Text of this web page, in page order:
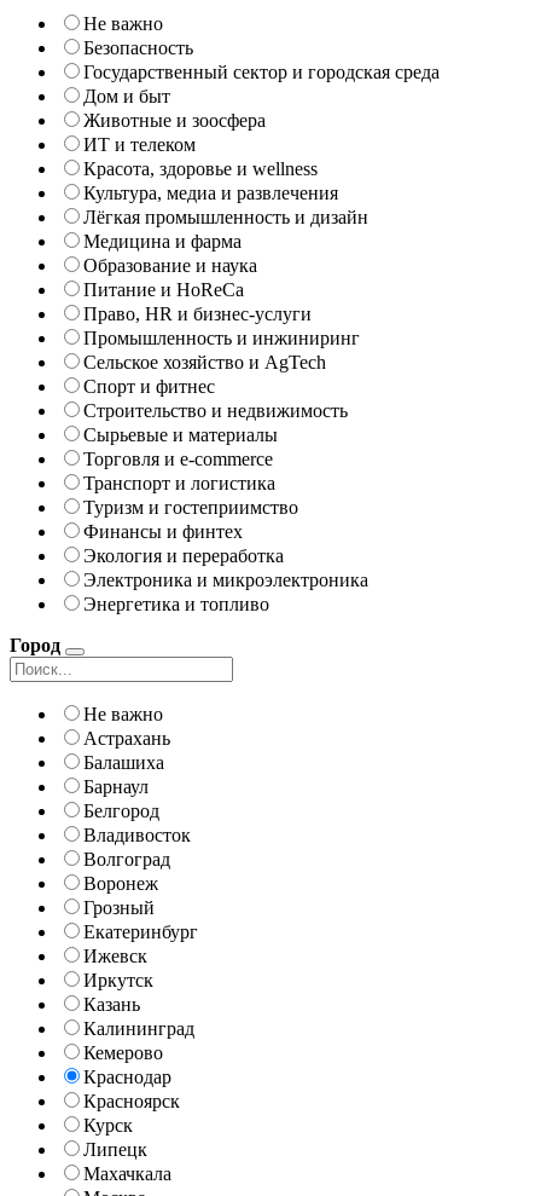
Не важно
Безопасность
Государственный сектор и городская среда
Дом и быт
Животные и зоосфера
ИТ и телеком
Красота, здоровье и wellness
Культура, медиа и развлечения
Лёгкая промышленность и дизайн
Медицина и фарма
Образование и наука
Питание и HoReCa
Право, HR и бизнес-услуги
Промышленность и инжиниринг
Сельское хозяйство и AgTech
Спорт и фитнес
Строительство и недвижимость
Сырьевые и материалы
Торговля и e-commerce
Транспорт и логистика
Туризм и гостеприимство
Финансы и финтех
Экология и переработка
Электроника и микроэлектроника
Энергетика и топливо
Город
Не важно
Астрахань
Балашиха
Барнаул
Белгород
Владивосток
Волгоград
Воронеж
Грозный
Екатеринбург
Ижевск
Иркутск
Казань
Калининград
Кемерово
Краснодар
Красноярск
Курск
Липецк
Махачкала